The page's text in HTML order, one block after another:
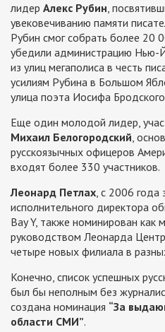
лидер Алекс Рубин ,
увековечиванию памяти
Рубин смог собрать более 20
убедили администрацию Нью-
из улиц мегаполиса в честь
усилиям Рубина в Большом
улица поэта Иосифа
Еще один молодой лидер,
Михаил Белогородский ,
русскоязычных офицеров
входят более 330 участников.
Леонард Петлах , с 2006
исполнительного директора
Bay Y, также номинирован
руководством Леонарда
четыре новых филиала в
Конечно, список успешных
был бы неполным без
создана номинация “За
области СМИ”.